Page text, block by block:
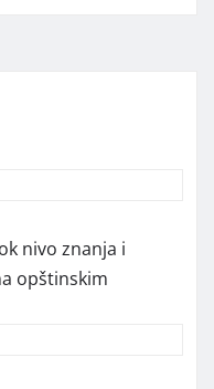
nivo znanja i
opštinskim